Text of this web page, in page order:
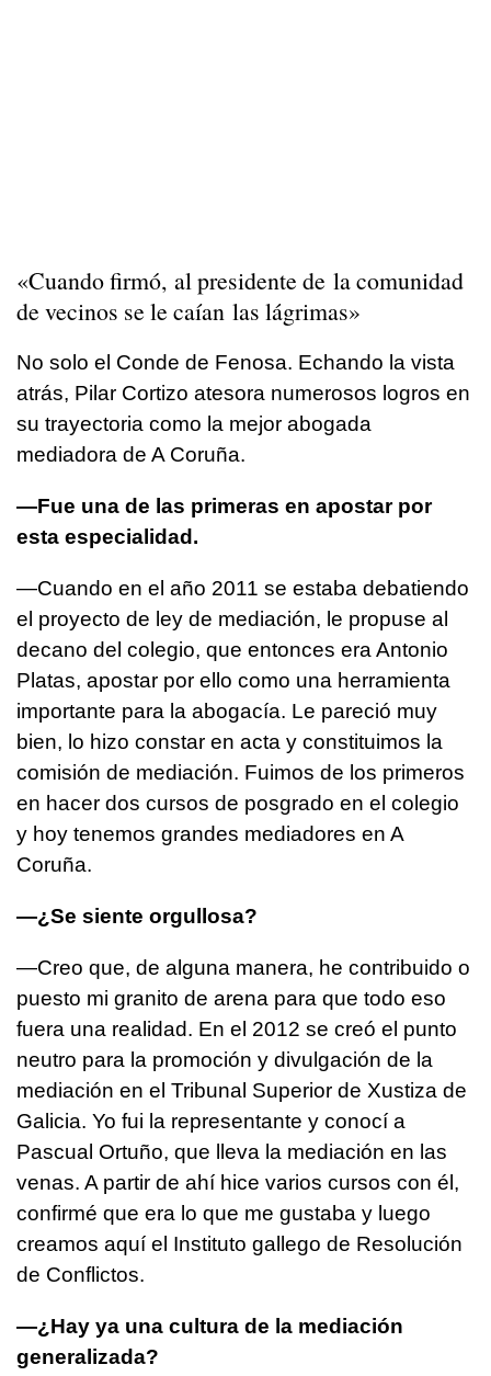
«Cuando firmó, al presidente de la comunidad
de vecinos se le caían las lágrimas»
No solo el Conde de Fenosa. Echando la vista
atrás, Pilar Cortizo atesora numerosos logros en
su trayectoria como la mejor abogada
mediadora de A Coruña.
—Fue una de las primeras en apostar por
esta especialidad.
—Cuando en el año 2011 se estaba debatiendo
el proyecto de ley de mediación, le propuse al
decano del colegio, que entonces era Antonio
Platas, apostar por ello como una herramienta
importante para la abogacía. Le pareció muy
bien, lo hizo constar en acta y constituimos la
comisión de mediación. Fuimos de los primeros
en hacer dos cursos de posgrado en el colegio
y hoy tenemos grandes mediadores en A
Coruña.
—¿Se siente orgullosa?
—Creo que, de alguna manera, he contribuido o
puesto mi granito de arena para que todo eso
fuera una realidad. En el 2012 se creó el punto
neutro para la promoción y divulgación de la
mediación en el Tribunal Superior de Xustiza de
Galicia. Yo fui la representante y conocí a
Pascual Ortuño, que lleva la mediación en las
venas. A partir de ahí hice varios cursos con él,
confirmé que era lo que me gustaba y luego
creamos aquí el Instituto gallego de Resolución
de Conflictos.
—¿Hay ya una cultura de la mediación
generalizada?